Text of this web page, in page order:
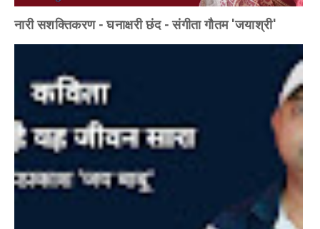
नारी सशक्तिकरण - घनाक्षरी छंद - संगीता गौतम 'जयाश्री'